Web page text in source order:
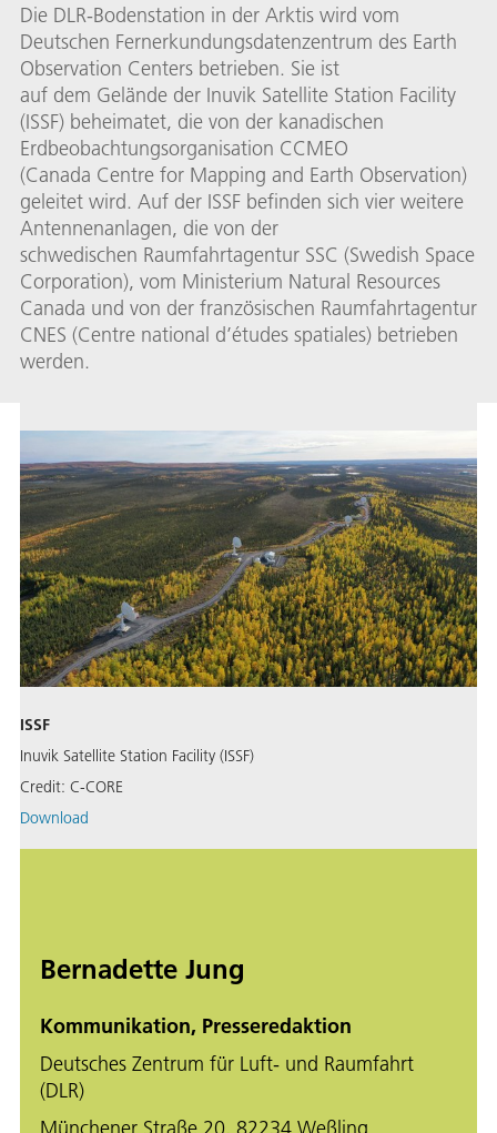
Die DLR-Bodenstation in der Arktis wird vom
Deutschen Fernerkundungsdatenzentrum des Earth
Observation Centers betrieben. Sie ist
auf dem Gelände der Inuvik Satellite Station Facility
(ISSF) beheimatet, die von der kanadischen
Erdbeobachtungsorganisation CCMEO
(Canada Centre for Mapping and Earth Observation)
geleitet wird. Auf der ISSF befinden sich vier weitere
Antennenanlagen, die von der
schwedischen Raumfahrtagentur SSC (Swedish Space
Corporation), vom Ministerium Natural Resources
Canada und von der französischen Raumfahrtagentur
CNES (Centre national d’études spatiales) betrieben
werden.
ISSF
Inuvik Satellite Station Facility (ISSF)
Credit: C-CORE
Download
Bernadette Jung
Kommunikation, Presseredaktion
Deutsches Zentrum für Luft- und Raumfahrt
(DLR)